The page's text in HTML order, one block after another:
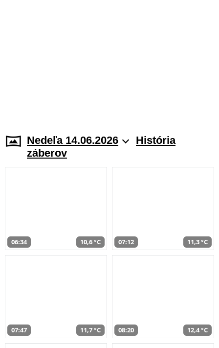
Nedeľa 14.06.2026
História
záberov
06:34 10,6 °C 07:12 11,3 °C
07:47 11,7 °C 08:20 12,4 °C